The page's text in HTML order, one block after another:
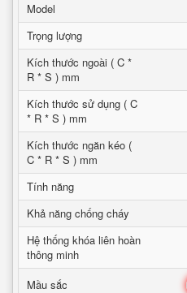
Model
Trọng lượng
Kích thước ngoài ( C *
R * S ) mm
Kích thước sử dụng ( C
* R * S ) mm
Kích thước ngăn kéo (
C * R * S ) mm
Tính năng
Khả năng chống cháy
Hệ thống khóa liên hoàn
thông minh
Mầu sắc